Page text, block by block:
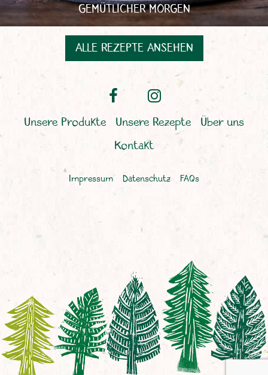
GEMÜTLICHER MORGEN
ALLE REZEPTE ANSEHEN
Unsere Produkte Unsere Rezepte
Über uns
Kontakt
Impressum Datenschutz FAQs